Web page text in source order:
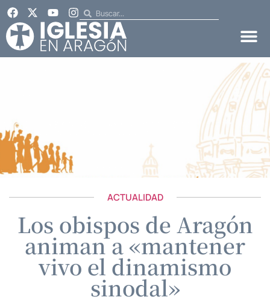
ACTUALIDAD
Los obispos de Aragón
animan a «mantener
vivo el dinamismo
sinodal»